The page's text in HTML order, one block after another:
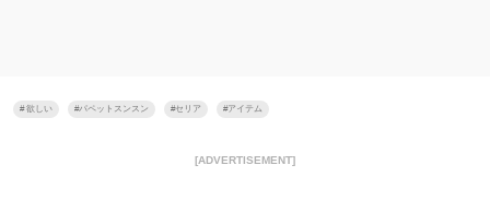
#欲しい #パペットスンスン #セリア #アイテム
[ADVERTISEMENT]